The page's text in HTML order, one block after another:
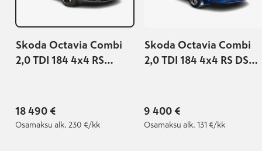
Skoda Octavia Combi
2,0 TDI 184 4x4 RS
AdBlueta! |
18 490 €
Osamaksu alk. 230 €/kk
Skoda Octavia Combi
2,0 TDI 184 4x4 RS DSG
9 400 €
Osamaksu alk. 131 €/kk